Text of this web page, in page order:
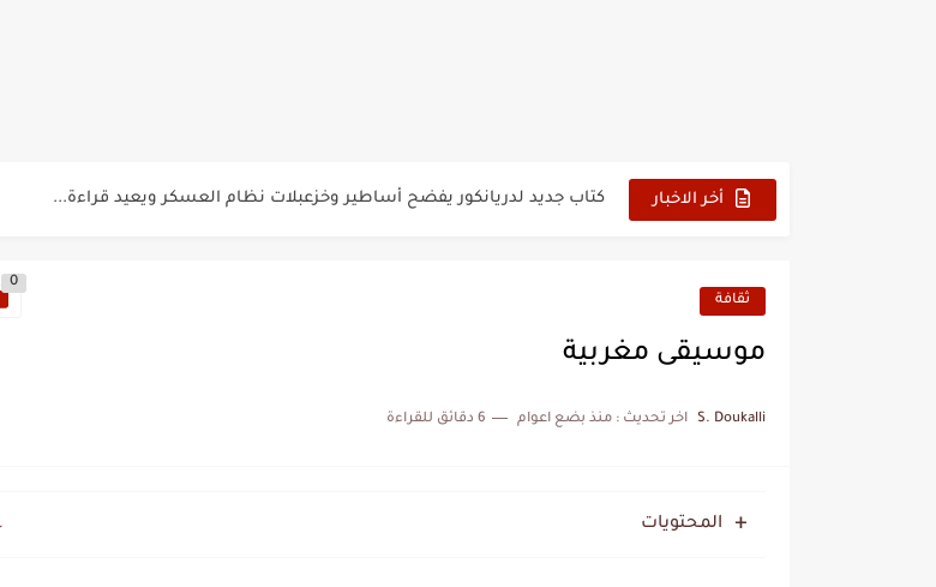
أخر الاخبار كتاب جديد لدريانكور يفضح أساطير وخزعبلات نظام العسكر ويعيد قراءة...
علي يعتة: مسيرة وطنية من طنجة إلى قيادة اليسار المغربي
ثقافة
0
موسيقى مغربية
S. Doukalli اخر تحديث : منذ بضع اعوام 6 دقائق للقراءة
المحتويات